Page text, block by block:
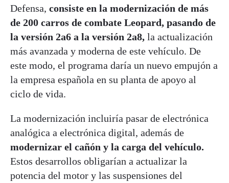
Defensa, consiste en la modernización de más
de 200 carros de combate Leopard, pasando de
la versión 2a6 a la versión 2a8, la actualización
más avanzada y moderna de este vehículo. De
este modo, el programa daría un nuevo empujón a
la empresa española en su planta de apoyo al
ciclo de vida.
La modernización incluiría pasar de electrónica
analógica a electrónica digital, además de
modernizar el cañón y la carga del vehículo.
Estos desarrollos obligarían a actualizar la
potencia del motor y las suspensiones del